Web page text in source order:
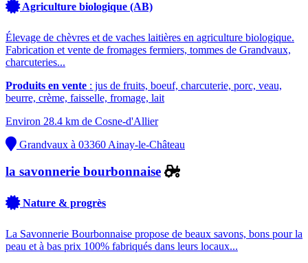
Agriculture biologique (AB)
Élevage de chèvres et de vaches laitières en agriculture biologique.
Fabrication et vente de fromages fermiers, tommes de Grandvaux,
charcuteries...
Produits en vente : jus de fruits, boeuf, charcuterie, porc, veau,
beurre, crème, faisselle, fromage, lait
Environ 28.4 km de Cosne-d'Allier
Grandvaux à 03360 Ainay-le-Château
la savonnerie bourbonnaise
Nature & progrès
La Savonnerie Bourbonnaise propose de beaux savons, bons pour la
peau et à bas prix 100% fabriqués dans leurs locaux...